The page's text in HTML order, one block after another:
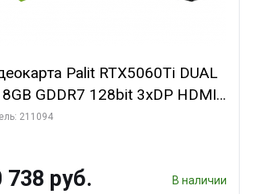
Palit RTX5060Ti DUAL
8GB GDDR7 128bit 3xDP HDMI
RTL
211094
738 руб. В наличии